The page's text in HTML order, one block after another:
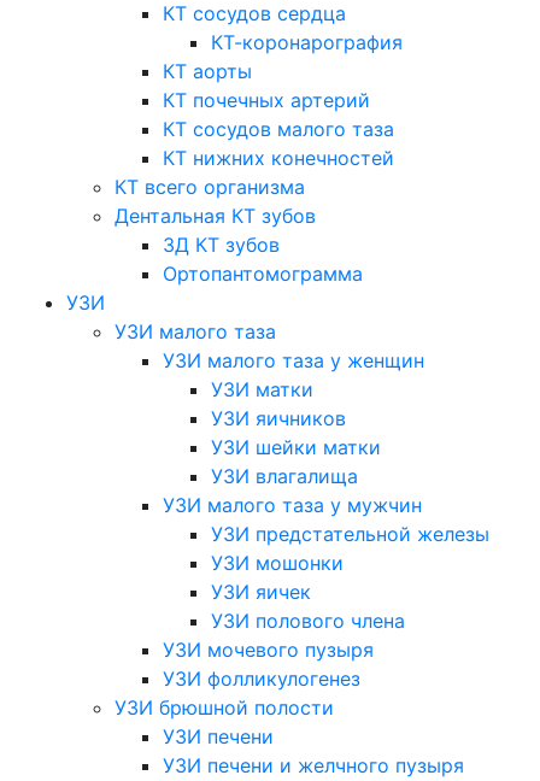
КТ сосудов сердца
КТ-коронарография
КТ аорты
КТ почечных артерий
КТ сосудов малого таза
КТ нижних конечностей
КТ всего организма
Дентальная КТ зубов
3Д КТ зубов
Ортопантомограмма
УЗИ
УЗИ малого таза
УЗИ малого таза у женщин
УЗИ матки
УЗИ яичников
УЗИ шейки матки
УЗИ влагалища
УЗИ малого таза у мужчин
УЗИ предстательной железы
УЗИ мошонки
УЗИ яичек
УЗИ полового члена
УЗИ мочевого пузыря
УЗИ фолликулогенез
УЗИ брюшной полости
УЗИ печени
УЗИ печени и желчного пузыря